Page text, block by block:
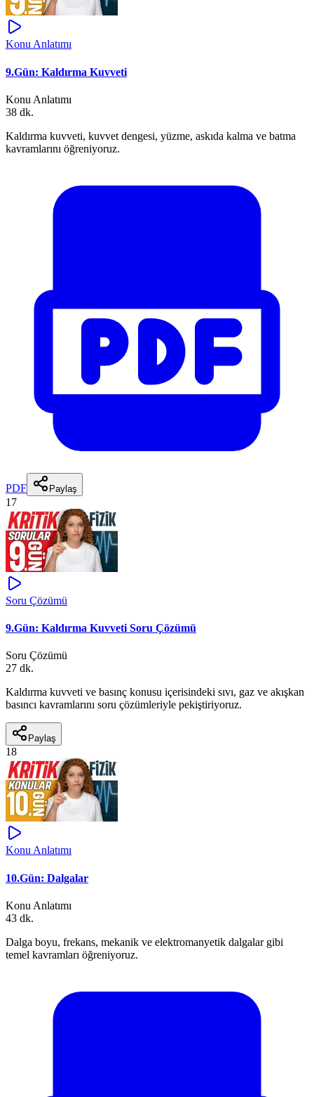
Konu Anlatımı
9.Gün: Kaldırma Kuvveti
Konu Anlatımı
38 dk.
Kaldırma kuvveti, kuvvet dengesi, yüzme, askıda kalma ve batma
kavramlarını öğreniyoruz.
PDF Paylaş
17
Soru Çözümü
9.Gün: Kaldırma Kuvveti Soru Çözümü
Soru Çözümü
27 dk.
Kaldırma kuvveti ve basınç konusu içerisindeki sıvı, gaz ve akışkan
basıncı kavramlarını soru çözümleriyle pekiştiriyoruz.
Paylaş
18
Konu Anlatımı
10.Gün: Dalgalar
Konu Anlatımı
43 dk.
Dalga boyu, frekans, mekanik ve elektromanyetik dalgalar gibi
temel kavramları öğreniyoruz.